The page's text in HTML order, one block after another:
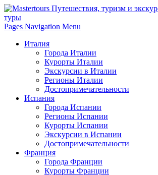
Pages Navigation Menu
Италия
Города Италии
Курорты Италии
Экскурсии в Италии
Регионы Италии
Достопримечательности
Испания
Города Испании
Регионы Испании
Курорты Испании
Экскурсии в Испании
Достопримечательности
Франция
Города Франции
Курорты Франции